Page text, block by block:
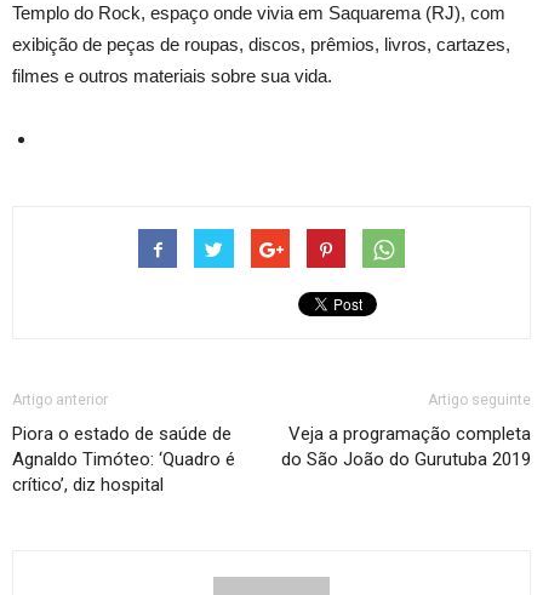
Templo do Rock, espaço onde vivia em Saquarema (RJ), com
exibição de peças de roupas, discos, prêmios, livros, cartazes,
filmes e outros materiais sobre sua vida.
Artigo anterior
Piora o estado de saúde de
Agnaldo Timóteo: ‘Quadro é
crítico’, diz hospital
Artigo seguinte
Veja a programação completa
do São João do Gurutuba 2019